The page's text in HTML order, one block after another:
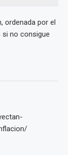
ordenada por el
si no consigue